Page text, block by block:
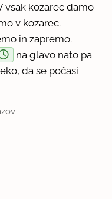
vsak kozarec damo
v kozarec.
in zapremo.
na glavo nato pa
da se počasi